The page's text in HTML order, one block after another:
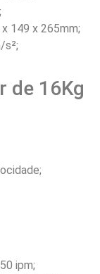
149 x 265mm;
s²;
de 16Kg
ipm;